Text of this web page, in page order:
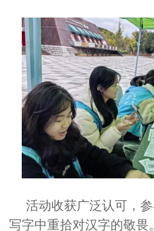
活动收获广泛认可，参
写字中重拾对汉字的敬畏